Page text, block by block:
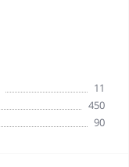
11
450
90